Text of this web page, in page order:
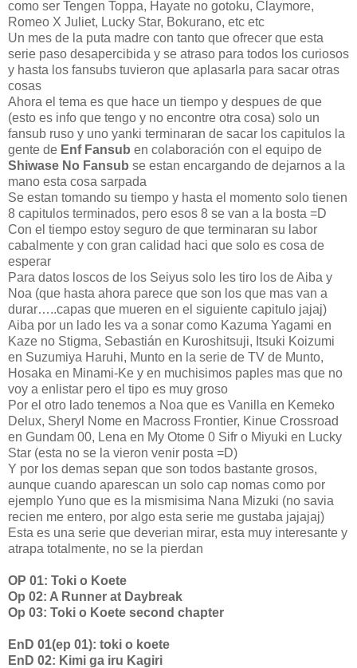
como ser Tengen Toppa, Hayate no gotoku, Claymore,
Romeo X Juliet, Lucky Star, Bokurano, etc etc
Un mes de la puta madre con tanto que ofrecer que esta
serie paso desapercibida y se atraso para todos los curiosos
y hasta los fansubs tuvieron que aplasarla para sacar otras
cosas
Ahora el tema es que hace un tiempo y despues de que
(esto es info que tengo y no encontre otra cosa) solo un
fansub ruso y uno yanki terminaran de sacar los capitulos la
gente de Enf Fansub en colaboración con el equipo de
Shiwase No Fansub se estan encargando de dejarnos a la
mano esta cosa sarpada
Se estan tomando su tiempo y hasta el momento solo tienen
8 capitulos terminados, pero esos 8 se van a la bosta =D
Con el tiempo estoy seguro de que terminaran su labor
cabalmente y con gran calidad haci que solo es cosa de
esperar
Para datos loscos de los Seiyus solo les tiro los de Aiba y
Noa (que hasta ahora parece que son los que mas van a
durar…..capas que mueren en el siguiente capitulo jajaj)
Aiba por un lado les va a sonar como Kazuma Yagami en
Kaze no Stigma, Sebastián en Kuroshitsuji, Itsuki Koizumi
en Suzumiya Haruhi, Munto en la serie de TV de Munto,
Hosaka en Minami-Ke y en muchisimos paples mas que no
voy a enlistar pero el tipo es muy groso
Por el otro lado tenemos a Noa que es Vanilla en Kemeko
Delux, Sheryl Nome en Macross Frontier, Kinue Crossroad
en Gundam 00, Lena en My Otome 0 Sifr o Miyuki en Lucky
Star (esta no se la vieron venir posta =D)
Y por los demas sepan que son todos bastante grosos,
aunque cuando aparescan un solo cap nomas como por
ejemplo Yuno que es la mismisima Nana Mizuki (no savia
recien me entero, por algo esta serie me gustaba jajajaj)
Esta es una serie que deverian mirar, esta muy interesante y
atrapa totalmente, no se la pierdan
OP 01: Toki o Koete
Op 02: A Runner at Daybreak
Op 03: Toki o Koete second chapter
EnD 01(ep 01): toki o koete
EnD 02: Kimi ga iru Kagiri